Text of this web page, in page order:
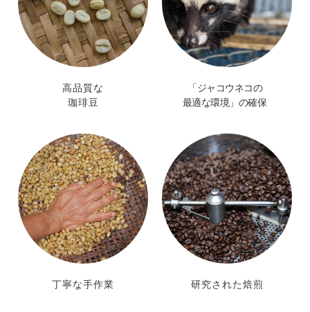
高品質な
珈琲豆
「ジャコウネコの
最適な環境」の確保
丁寧な手作業 研究された焙煎